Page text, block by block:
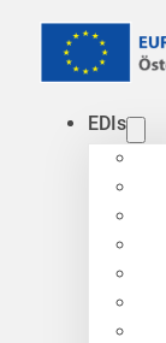
EDIs